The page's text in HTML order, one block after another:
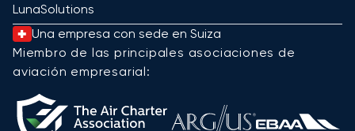
LunaSolutions
Una empresa con sede en Suiza
Miembro de las principales asociaciones de
aviación empresarial: